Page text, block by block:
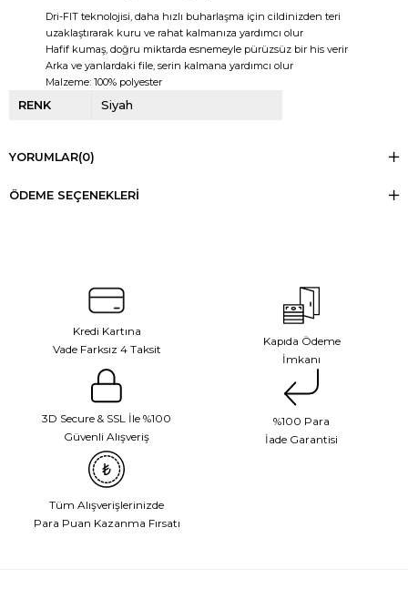
Dri-FIT teknolojisi, daha hızlı buharlaşma için cildinizden teri
uzaklaştırarak kuru ve rahat kalmanıza yardımcı olur
Hafif kumaş, doğru miktarda esnemeyle pürüzsüz bir his verir
Arka ve yanlardaki file, serin kalmana yardımcı olur
Malzeme: 100% polyester
RENK Siyah
YORUMLAR(0)
ÖDEME SEÇENEKLERI
Kredi Kartına
Vade Farksız 4 Taksit
Kapıda Ödeme
İmkanı
3D Secure & SSL İle %100
Güvenli Alışveriş
%100 Para
İade Garantisi
Tüm Alışverişlerinizde
Para Puan Kazanma Fırsatı